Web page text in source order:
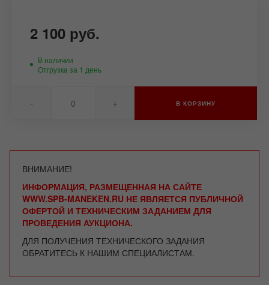
2 100 руб.
В наличии
Отгрузка за 1 день
- + В КОРЗИНУ
ВНИМАНИЕ!
ИНФОРМАЦИЯ, РАЗМЕЩЕННАЯ НА САЙТЕ
WWW.SPB-MANEKEN.RU НЕ ЯВЛЯЕТСЯ ПУБЛИЧНОЙ
ОФЕРТОЙ И ТЕХНИЧЕСКИМ ЗАДАНИЕМ ДЛЯ
ПРОВЕДЕНИЯ АУКЦИОНА.
ДЛЯ ПОЛУЧЕНИЯ ТЕХНИЧЕСКОГО ЗАДАНИЯ
ОБРАТИТЕСЬ К НАШИМ СПЕЦИАЛИСТАМ.